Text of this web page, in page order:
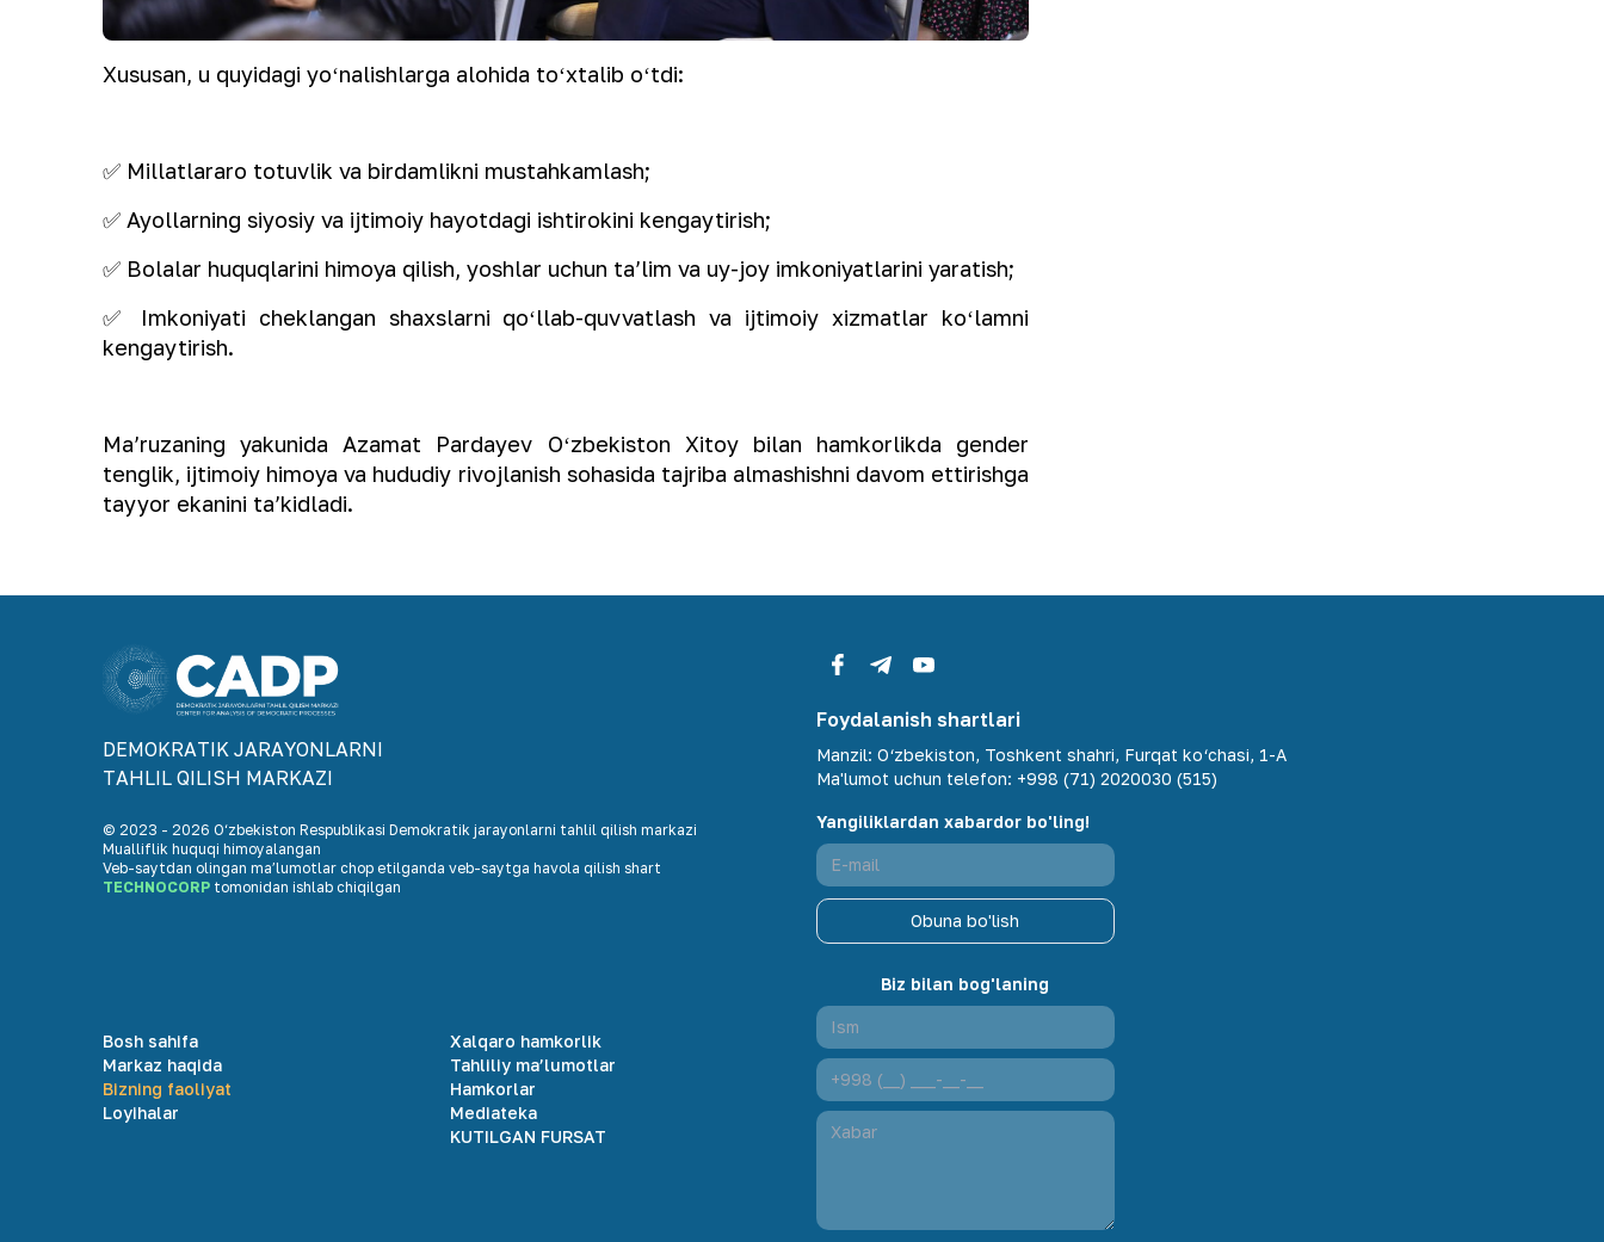
Xususan, u quyidagi yoʻnalishlarga alohida toʻxtalib oʻtdi:
✅ Millatlararo totuvlik va birdamlikni mustahkamlash;
✅ Ayollarning siyosiy va ijtimoiy hayotdagi ishtirokini kengaytirish;
✅ Bolalar huquqlarini himoya qilish, yoshlar uchun taʼlim va uy-joy imkoniyatlarini yaratish;
✅ Imkoniyati cheklangan shaxslarni qoʻllab-quvvatlash va ijtimoiy xizmatlar koʻlamni
kengaytirish.
Maʼruzaning yakunida Azamat Pardayev Oʻzbekiston Xitoy bilan hamkorlikda gender
tenglik, ijtimoiy himoya va hududiy rivojlanish sohasida tajriba almashishni davom ettirishga
tayyor ekanini taʼkidladi.
DEMOKRАTIK JАRАYONLАRNI
TАHLIL QILISH MАRKАZI
© 2023 - 2026 O‘zbekiston Respublikasi Demokratik jarayonlarni tahlil qilish markazi
Mualliflik huquqi himoyalangan
Veb-saytdan olingan maʼlumotlar chop etilganda veb-saytga havola qilish shart
TECHNOCORP tomonidan ishlab chiqilgan
Foydalanish shartlari
Manzil: O‘zbekiston, Toshkent shahri, Furqat ko‘chasi, 1-A
Ma'lumot uchun telefon: +998 (71) 2020030 (515)
Yangiliklardan xabardor bo'ling!
Obuna bo'lish
Bosh sahifa
Markaz haqida
Bizning faoliyat
Loyihalar
Xalqaro hamkorlik
Tahliliy ma’lumotlar
Hamkorlar
Mediateka
KUTILGAN FURSAT
Biz bilan bog'laning